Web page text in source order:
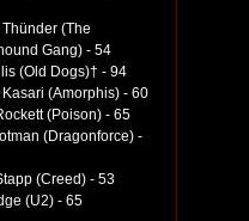
Thünder (The
Gang) - 54
(Old Dogs)† - 94
Kasari (Amorphis) - 60
(Poison) - 65
(Dragonforce) -
(Creed) - 53
(U2) - 65